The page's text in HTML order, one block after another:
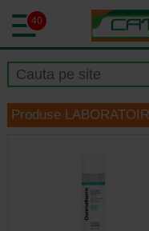
40
Produse